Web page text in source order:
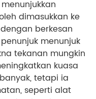
dimasukkan ke
berkesan
menunjuk
tekanan mungkin
kuasa
tetapi ia
seperti alat